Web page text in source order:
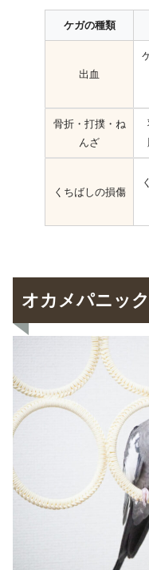
ケガの種類
出血
骨折・打撲・ね
んざ
くちばしの損傷
オカメパニッ